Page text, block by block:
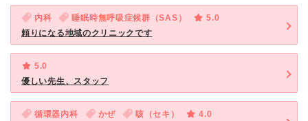
内科 睡眠時無呼吸症候群（SAS）
5.0
頼りになる地域のクリニックです
5.0
優しい先生、スタッフ
循環器内科 かぜ 咳（セキ）
4.0